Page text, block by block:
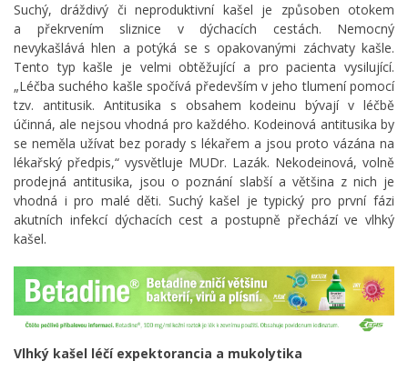
Suchý, dráždivý či neproduktivní kašel je způsoben otokem
a překrvením sliznice v dýchacích cestách. Nemocný
nevykašlává hlen a potýká se s opakovanými záchvaty kašle.
Tento typ kašle je velmi obtěžující a pro pacienta vysilující.
„Léčba suchého kašle spočívá především v jeho tlumení pomocí
tzv. antitusik. Antitusika s obsahem kodeinu bývají v léčbě
účinná, ale nejsou vhodná pro každého. Kodeinová antitusika by
se neměla užívat bez porady s lékařem a jsou proto vázána na
lékařský předpis,“ vysvětluje MUDr. Lazák. Nekodeinová, volně
prodejná antitusika, jsou o poznání slabší a většina z nich je
vhodná i pro malé děti. Suchý kašel je typický pro první fázi
akutních infekcí dýchacích cest a postupně přechází ve vlhký
kašel.
Vlhký kašel léčí expektorancia a mukolytika